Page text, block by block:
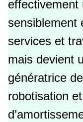
effectivement
sensiblement
services et
mais devient
génératrice
robotisation